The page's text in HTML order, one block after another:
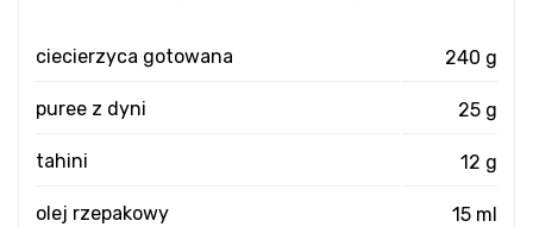
ciecierzyca gotowana 240 g
puree z dyni 25 g
tahini 12 g
olej rzepakowy 15 ml